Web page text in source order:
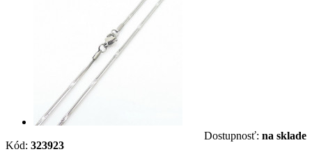
Kód: 323923
Dostupnosť: na sklade